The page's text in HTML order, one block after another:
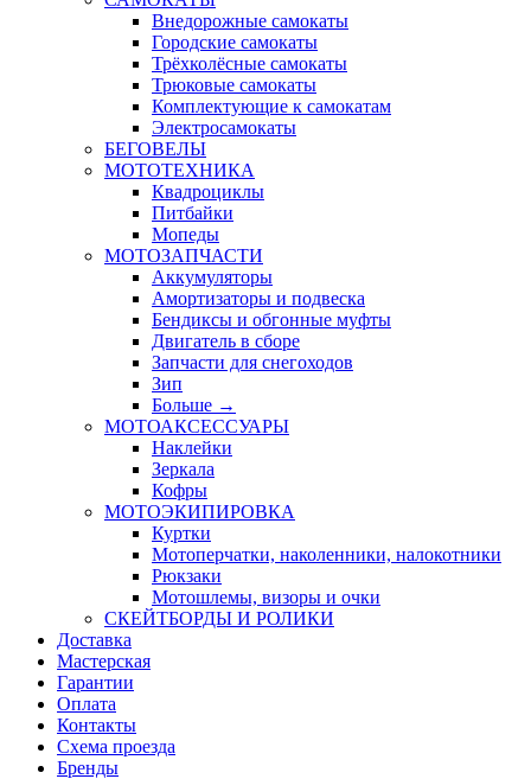
Внедорожные самокаты
Городские самокаты
Трёхколёсные самокаты
Трюковые самокаты
Комплектующие к самокатам
Электросамокаты
БЕГОВЕЛЫ
МОТОТЕХНИКА
Квадроциклы
Питбайки
Мопеды
МОТОЗАПЧАСТИ
Аккумуляторы
Амортизаторы и подвеска
Бендиксы и обгонные муфты
Двигатель в сборе
Запчасти для снегоходов
Зип
Больше →
МОТОАКСЕССУАРЫ
Наклейки
Зеркала
Кофры
МОТОЭКИПИРОВКА
Куртки
Мотоперчатки, наколенники, налокотники
Рюкзаки
Мотошлемы, визоры и очки
СКЕЙТБОРДЫ И РОЛИКИ
Доставка
Мастерская
Гарантии
Оплата
Контакты
Схема проезда
Бренды